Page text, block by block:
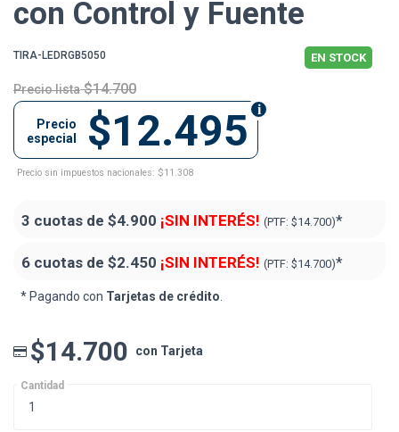
con Control y Fuente
TIRA-LEDRGB5050 EN STOCK
Precio lista $14.700
$12.495
Precio
especial
Precio sin impuestos nacionales: $11.308
3 cuotas de $4.900 ¡SIN INTERÉS! (PTF: $14.700)*
6 cuotas de $2.450 ¡SIN INTERÉS! (PTF: $14.700)*
* Pagando con Tarjetas de crédito
$14.700 con Tarjeta
Cantidad